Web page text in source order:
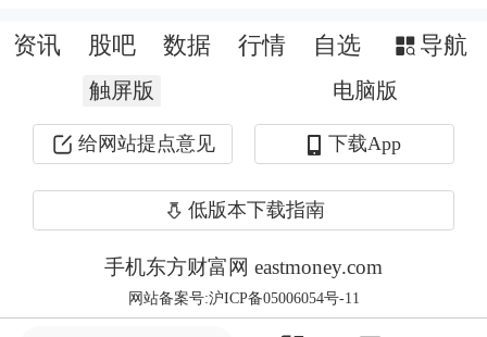
07组卫星均由民营商业航天公司银河航
天承担研制。这是民营商业航天公司首
次批量研制此类卫星，卫星核心单机产
品均实现自主研制。本组发射的卫星通
过设计创新与垂直一体化整合，卫星的
研制采用面向批产的模块化设计，支持
多模块并行总装、集成和测试，结合
资讯 股吧 数据 行情 自选 导航
触屏版 电脑版
给网站提点意见 下载App
低版本下载指南
手机东方财富网 eastmoney.com
网站备案号:沪ICP备05006054号-11